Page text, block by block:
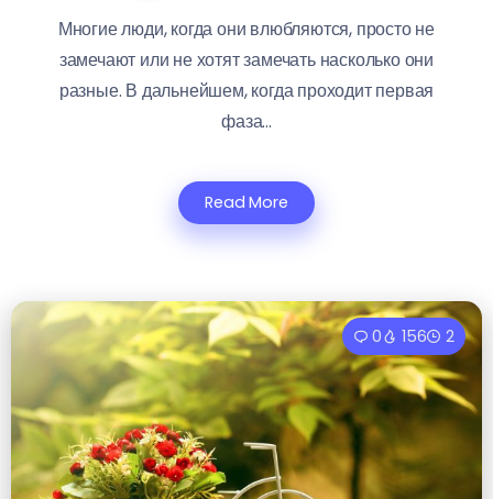
Многие люди, когда они влюбляются, просто не
замечают или не хотят замечать насколько они
разные. В дальнейшем, когда проходит первая
фаза...
Read More
0 156 2